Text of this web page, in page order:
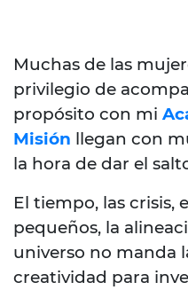
Muchas de las
privilegio de
propósito con mi
Misión llegan con
la hora de dar el
El tiempo, las crisis,
pequeños, la
universo no manda
creatividad para